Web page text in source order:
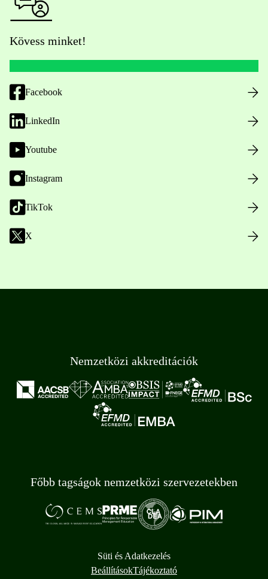
Kövess minket!
Facebook
LinkedIn
Youtube
Instagram
TikTok
X
Nemzetközi akkreditációk
Főbb tagságok nemzetközi szervezetekben
Süti és Adatkezelés
BeállításokTájékoztató